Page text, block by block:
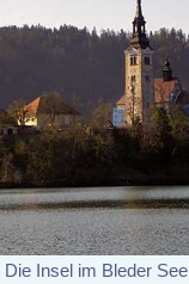
Die Insel im Bleder See